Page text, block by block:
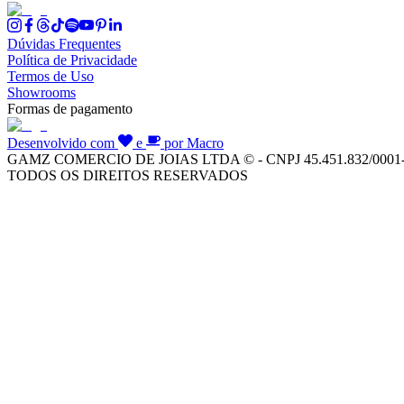
Dúvidas Frequentes
Política de Privacidade
Termos de Uso
Showrooms
Formas de pagamento
Desenvolvido com e
por Macro
GAMZ COMERCIO DE JOIAS LTDA © - CNPJ 45.451.832/
TODOS OS DIREITOS RESERVADOS